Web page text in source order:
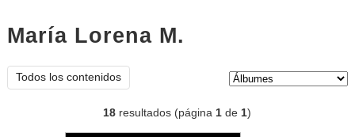
María Lorena M.
Todos los contenidos
18 resultados (página1 de1)